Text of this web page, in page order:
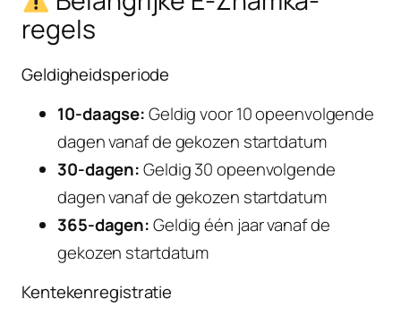
regels
Geldigheidsperiode
10-daagse:Geldig voor 10 opeenvolgende
dagen vanaf de gekozen startdatum
30-dagen:Geldig 30 opeenvolgende
dagen vanaf de gekozen startdatum
365-dagen:Geldig één jaar vanaf de
gekozen startdatum
Kentekenregistratie